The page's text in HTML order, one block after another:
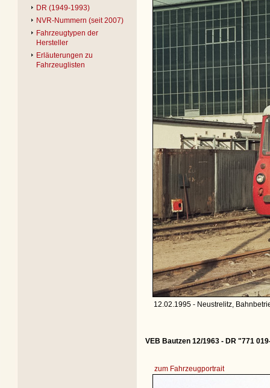
DR (1949-1993)
NVR-Nummern (seit 2007)
Fahrzeugtypen der
Hersteller
Erläuterungen zu
Fahrzeuglisten
12.02.1995 - Neustrelitz,
VEB Bautzen 12/1963 - DR "771
zum Fahrzeugportrait